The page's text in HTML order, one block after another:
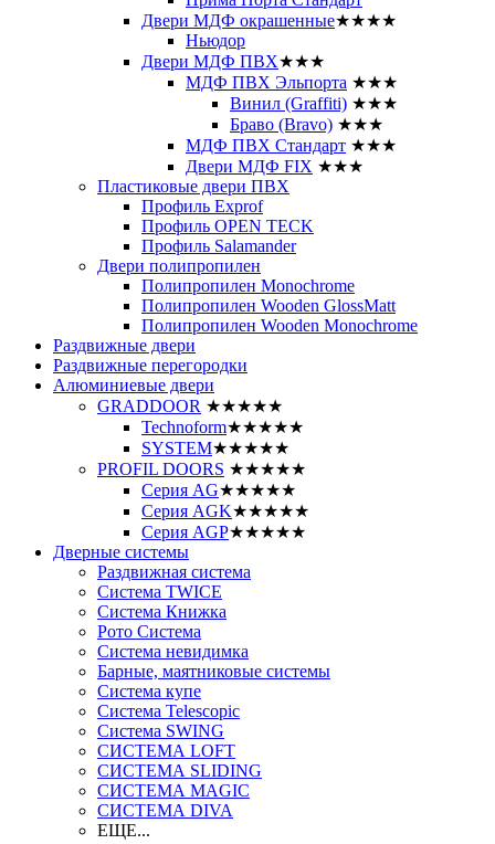
Двери МДФ окрашенные★★★★
Ньюдор
Двери МДФ ПВХ★★★
МДФ ПВХ Эльпорта ★★★
Винил (Graffiti) ★★★
Браво (Bravo) ★★★
МДФ ПВХ Стандарт ★★★
Двери МДФ FIX ★★★
Пластиковые двери ПВХ
Профиль Exprof
Профиль OPEN TECK
Профиль Salamander
Двери полипропилен
Полипропилен Monochrome
Полипропилен Wooden GlossMatt
Полипропилен Wooden Monochrome
Раздвижные двери
Раздвижные перегородки
Алюминиевые двери
GRADDOOR ★★★★★
Technoform★★★★★
SYSTEM★★★★★
PROFIL DOORS ★★★★★
Серия AG★★★★★
Серия AGK★★★★★
Серия AGP★★★★★
Дверные системы
Раздвижная система
Система TWICE
Система Книжка
Рото Система
Система невидимка
Барные, маятниковые системы
Система купе
Система Telescopic
Система SWING
СИСТЕМА LOFT
СИСТЕМА SLIDING
СИСТЕМА MAGIC
СИСТЕМА DIVA
ЕЩЕ...